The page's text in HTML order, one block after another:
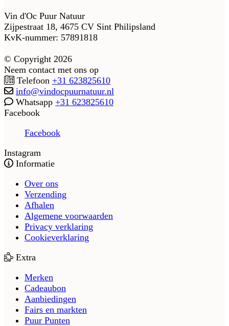
Vin d'Oc Puur Natuur
Zijpestraat 18, 4675 CV Sint Philipsland
KvK-nummer: 57891818
© Copyright 2026
Neem contact met ons op
Telefoon +31 623825610
info@vindocpuurnatuur.nl
Whatsapp +31 623825610
Facebook
Facebook
Instagram
Informatie
Over ons
Verzending
Afhalen
Algemene voorwaarden
Privacy verklaring
Cookieverklaring
Extra
Merken
Cadeaubon
Aanbiedingen
Fairs en markten
Puur Punten